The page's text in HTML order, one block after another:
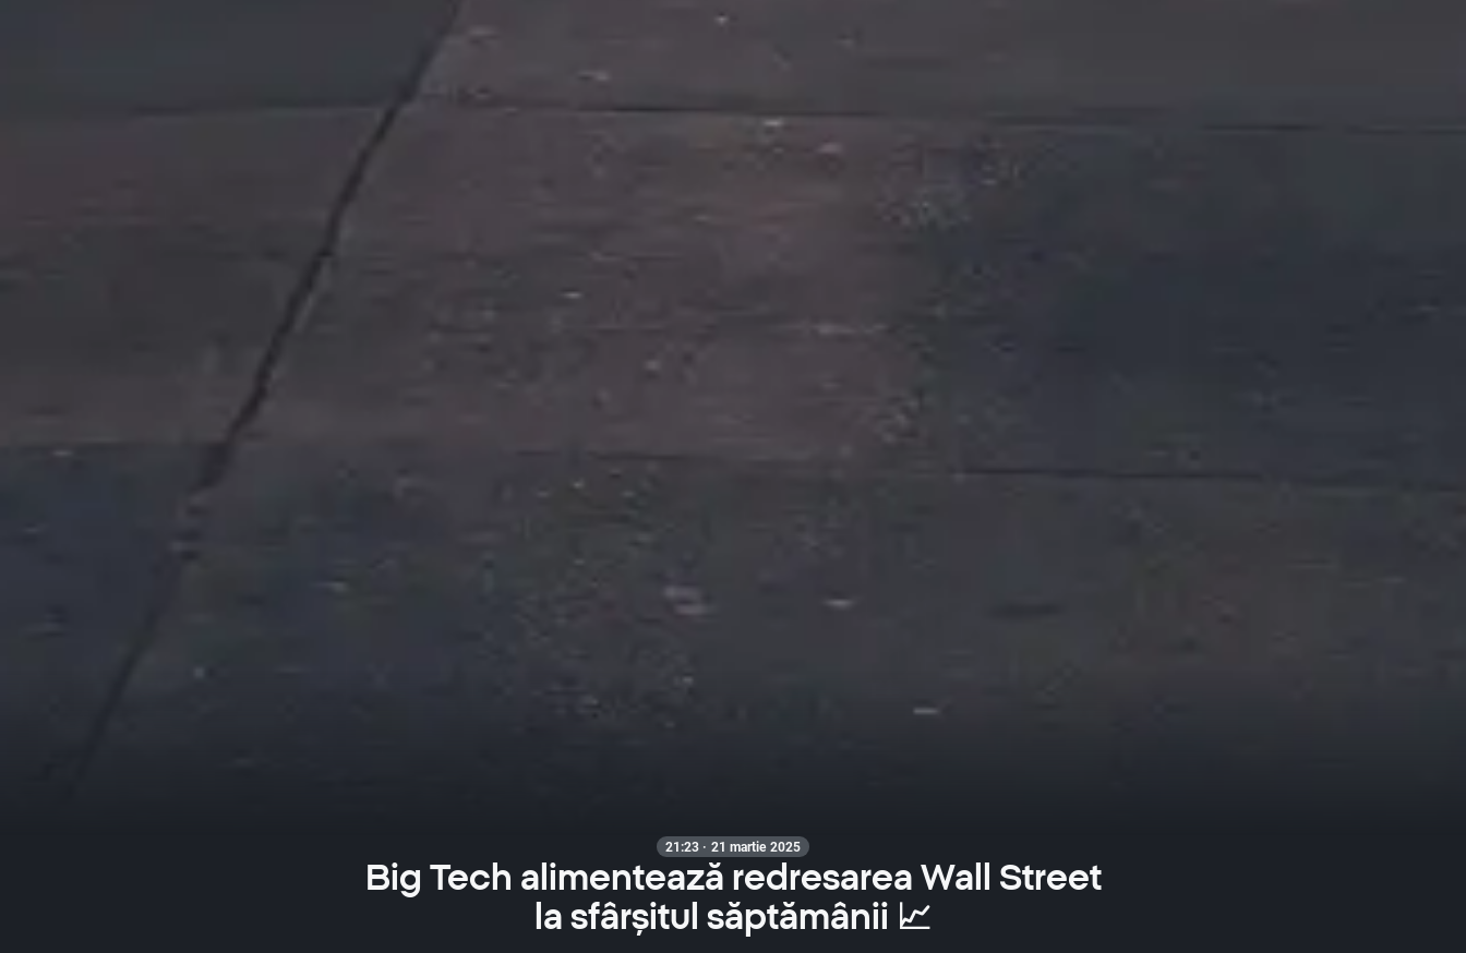
21:23 · 21 martie 2025
Big Tech alimentează redresarea Wall Street
la sfârșitul săptămânii 📈